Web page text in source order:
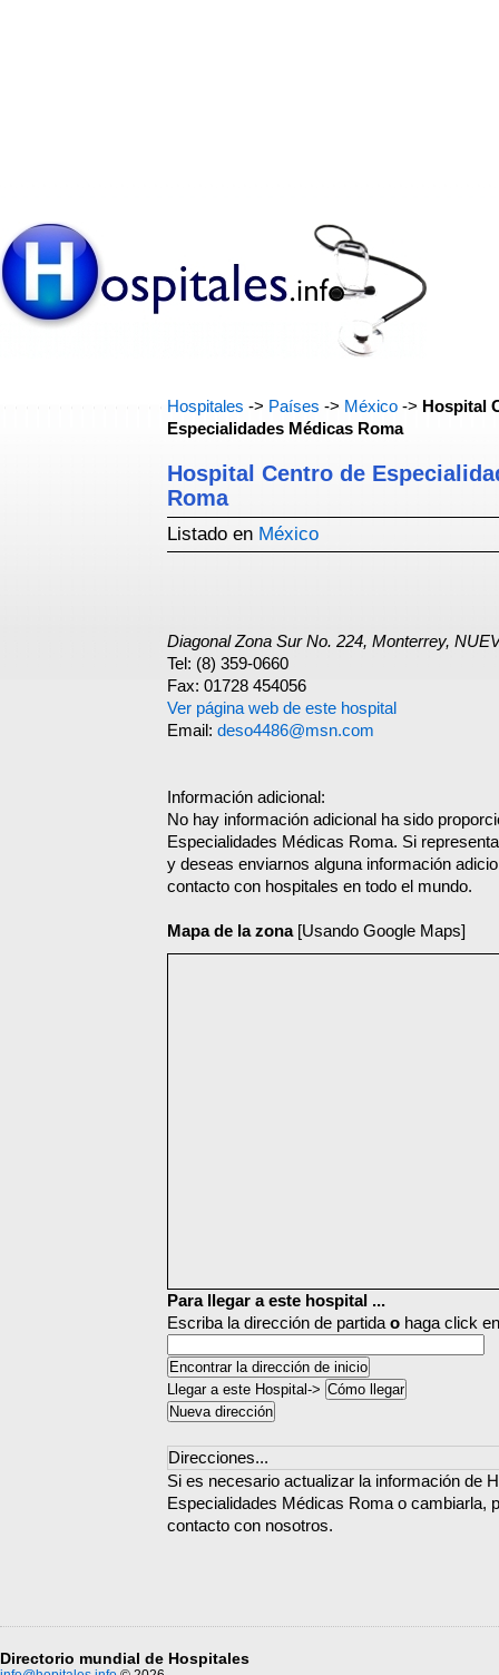
Hospitales -> Países -> México -> Hospital
Especialidades Médicas Roma
Hospital Centro de
Roma
Listado en México
Diagonal Zona Sur No. 224, Monterrey,
Tel: (8) 359-0660
Fax: 01728 454056
Ver página web de este hospital
Email: deso4486@msn.com
Información adicional:
No hay información adicional ha sido
Especialidades Médicas Roma. Si
y deseas enviarnos alguna información
contacto con hospitales en todo el mundo.
Mapa de la zona[Usando Google Maps]
Para llegar a este hospital ...
Escriba la dirección de partida o haga click
Llegar a este Hospital->
Direcciones...
Si es necesario actualizar la información de
Especialidades Médicas Roma o cambiarla,
contacto con nosotros.
Directorio mundial de Hospitales